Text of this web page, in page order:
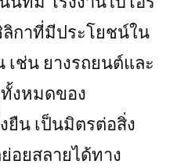
กาที่มีประโยชน์ใน
เช่น ยางรถยนต์และ
งหมดของ
ยืน เป็นมิตรต่อสิ่ง
อยสลายได้ทาง